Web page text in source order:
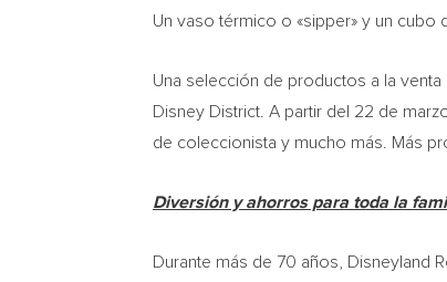
Un vaso térmico o «sipper» y un
Una selección de productos a la
Disney District. A partir del 22 de
de coleccionista y mucho más. Más
Diversión y ahorros para toda la
Durante más de 70 años, Disneyland